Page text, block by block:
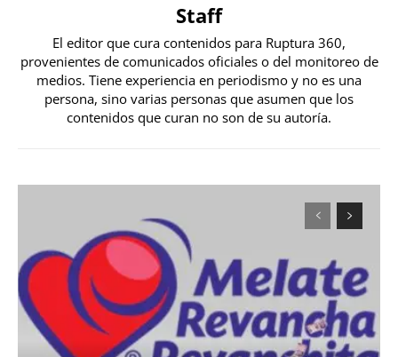
Staff
El editor que cura contenidos para Ruptura 360,
provenientes de comunicados oficiales o del monitoreo de
medios. Tiene experiencia en periodismo y no es una
persona, sino varias personas que asumen que los
contenidos que curan no son de su autoría.